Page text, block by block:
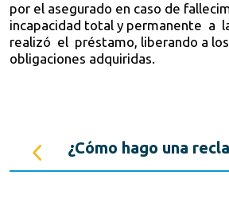
por el asegurado en caso de
incapacidad total y permanente a
realizó el préstamo, liberando a
obligaciones adquiridas.
¿Cómo hago una